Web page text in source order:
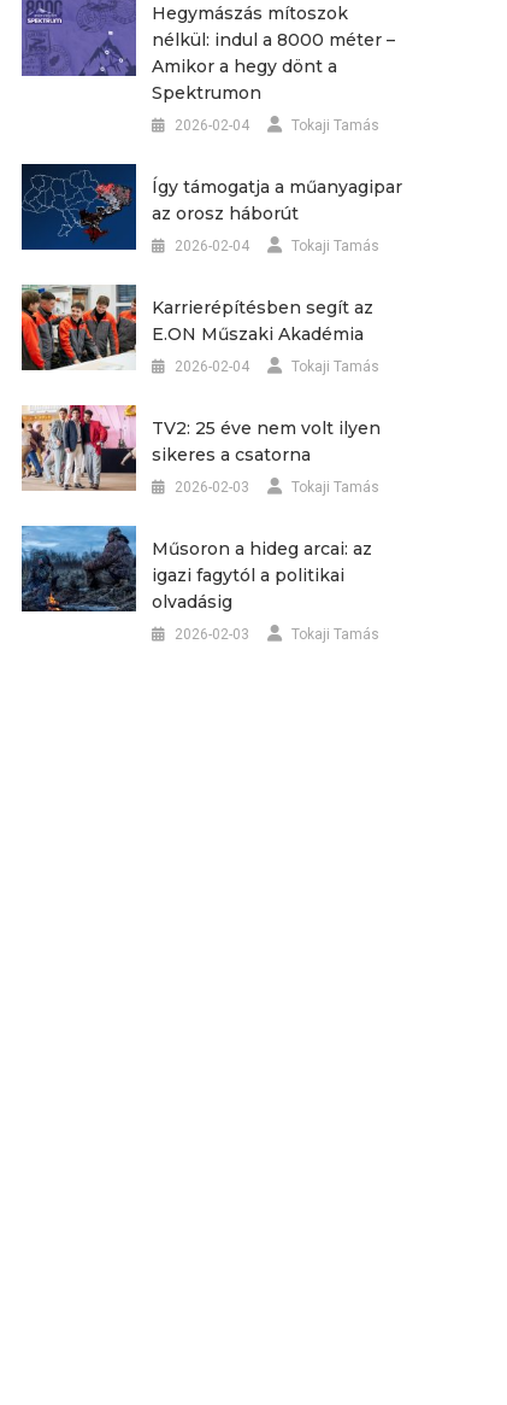
Hegymászás mítoszok
nélkül: indul a 8000 méter –
Amikor a hegy dönt a
Spektrumon
2026-02-04 Tokaji Tamás
Így támogatja a műanyagipar
az orosz háborút
2026-02-04 Tokaji Tamás
Karrierépítésben segít az
E.ON Műszaki Akadémia
2026-02-04 Tokaji Tamás
TV2: 25 éve nem volt ilyen
sikeres a csatorna
2026-02-03 Tokaji Tamás
Műsoron a hideg arcai: az
igazi fagytól a politikai
olvadásig
2026-02-03 Tokaji Tamás